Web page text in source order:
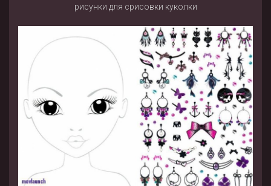
рисунки для срисовки куколки